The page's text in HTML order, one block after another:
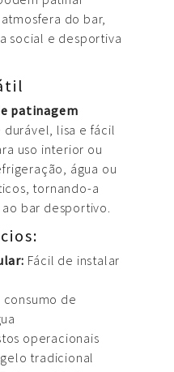
do bar,
social e desportiva
patinagem
durável, lisa e fácil
uso interior ou
água ou
tornando-a
bar desportivo.
Fácil de instalar
consumo de
operacionais
tradicional